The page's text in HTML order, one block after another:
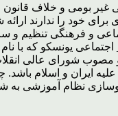
قابل انکار نیست که سند
برای خود را ندارند
و فرهنگی تنظیم و
شورای عالی
ایران و اسلام
نوسازی نظام